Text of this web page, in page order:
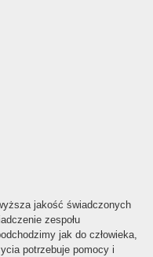
jakość świadczonych
zespołu
jak do człowieka,
potrzebuje pomocy i